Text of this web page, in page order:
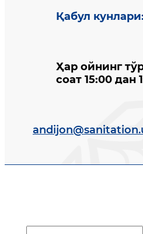
Қабул кунлари:
Ҳар ойнинг
соат 15:00 дан